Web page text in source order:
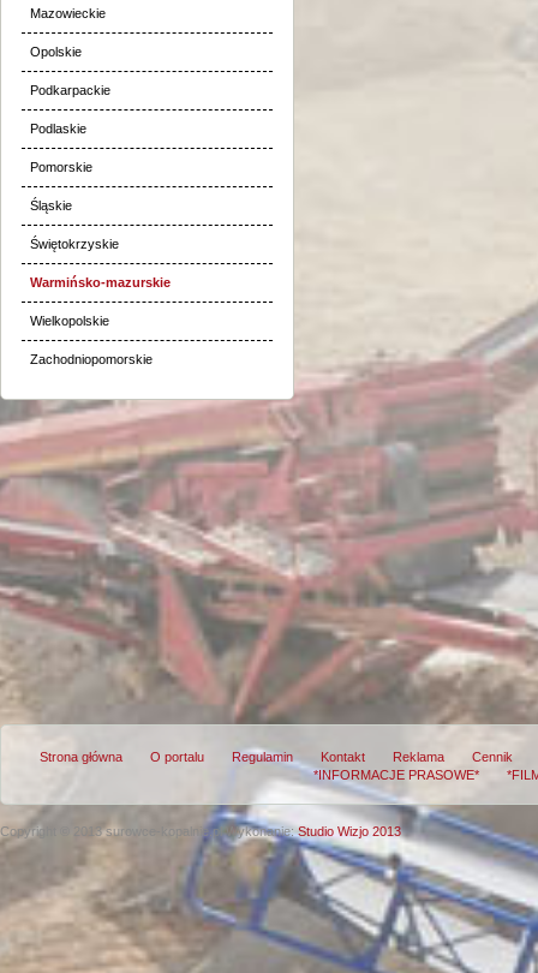
Mazowieckie
Opolskie
Podkarpackie
Podlaskie
Pomorskie
Śląskie
Świętokrzyskie
Warmińsko-mazurskie
Wielkopolskie
Zachodniopomorskie
Strona główna O portalu Regulamin Kontakt Reklama
Cennik
*INFORMACJE PRASOWE*
Copyright © 2013 surowce-kopalnie.plWykonanie:Studio Wizjo 2013